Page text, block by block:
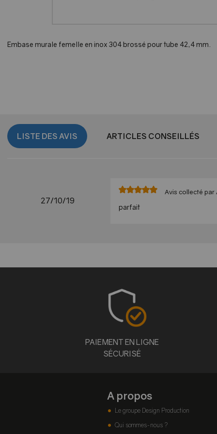
Embase murale femelle en inox 304 brossé pour tube 42,4 mm.
LISTE DES AVIS ARTICLES CONSEILLÉS
27/10/19
Avis collecté par
parfait
PAIEMENT EN LIGNE
SÉCURISÉ
A propos
Le groupe Design Production
Qui sommes-nous ?